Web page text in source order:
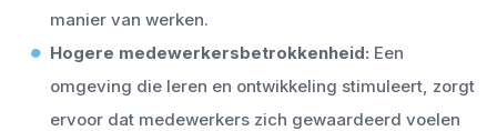
manier van werken.
Hogere medewerkersbetrokkenheid: Een
omgeving die leren en ontwikkeling stimuleert, zorgt
ervoor dat medewerkers zich gewaardeerd voelen